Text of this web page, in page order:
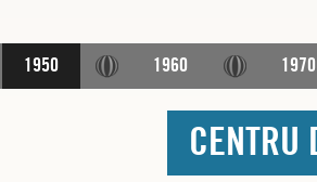
1950 1960 1970